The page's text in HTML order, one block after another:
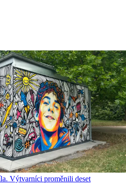
Výtvarníci proměnili deset